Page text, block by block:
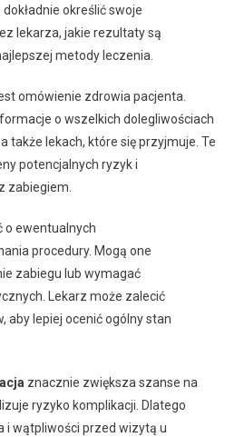
określić swoje
lekarza, jakie rezultaty są
metody leczenia.
omówienie zdrowia pacjenta.
o wszelkich dolegliwościach
także lekach, które się przyjmuje. Te
potencjalnych ryzyk i
zabiegiem.
o ewentualnych
procedury. Mogą one
zabiegu lub wymagać
Lekarz może zalecić
aby lepiej ocenić ogólny stan
znacznie zwiększa szanse na
ryzyko komplikacji. Dlatego
i wątpliwości przed wizytą u